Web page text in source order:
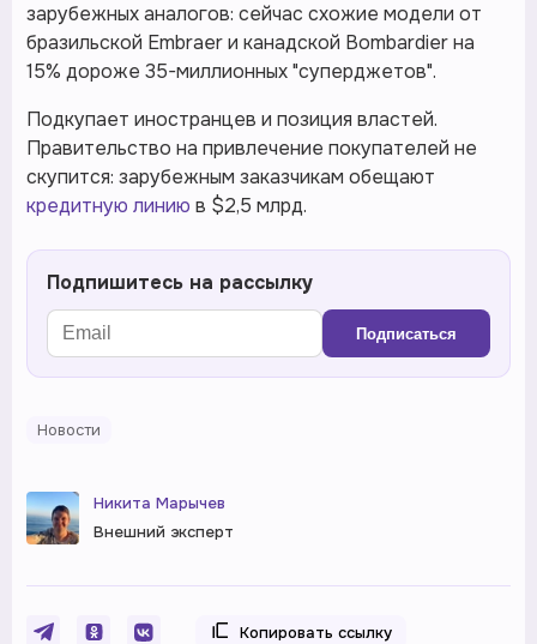
зарубежных аналогов: сейчас схожие модели от
бразильской Embraer и канадской Bombardier на
15% дороже 35-миллионных "суперджетов".
Подкупает иностранцев и позиция властей.
Правительство на привлечение покупателей не
скупится: зарубежным заказчикам обещают
кредитную линию в $2,5 млрд.
Подпишитесь на рассылку
Подписаться
Новости
Никита Марычев
Внешний эксперт
Копировать ссылку